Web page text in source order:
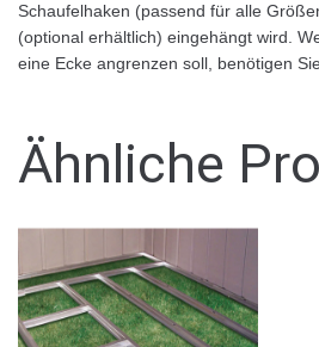
Schaufelhaken (passend für alle
(optional erhältlich) eingehängt wird.
eine Ecke angrenzen soll, benötigen
Ähnliche